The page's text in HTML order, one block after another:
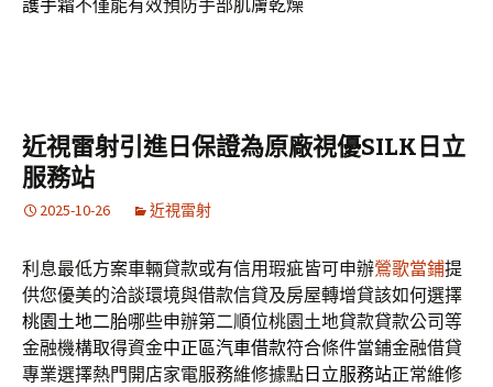
近視雷射引進日保證為原廠視優SILK日立
服務站
2025-10-26 近視雷射
利息最低方案車輛貸款或有信用瑕疵皆可申辦鶯歌當鋪提
供您優美的洽談環境與借款信貸及房屋轉增貸該如何選擇
桃園土地二胎哪些申辦第二順位桃園土地貸款貸款公司等
金融機構取得資金中正區汽車借款符合條件當鋪金融借貸
專業選擇熱門開店家電服務維修據點日立服務站正常維修